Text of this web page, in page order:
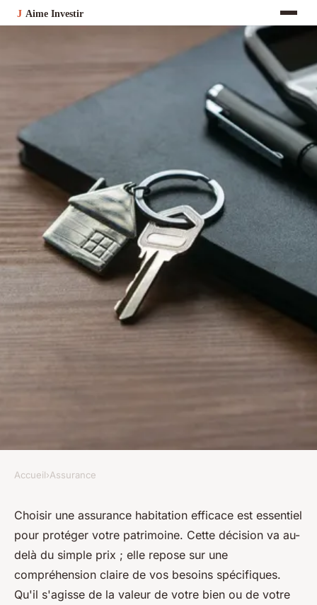
Guide essentiel pour choisir
votre assurance habitation
efficace
emma•16 décembre 2024•4 min de lecture
Accueil›Assurance
Choisir une assurance habitation efficace est essentiel
pour protéger votre patrimoine. Cette décision va au-
delà du simple prix ; elle repose sur une
compréhension claire de vos besoins spécifiques.
Qu'il s'agisse de la valeur de votre bien ou de votre